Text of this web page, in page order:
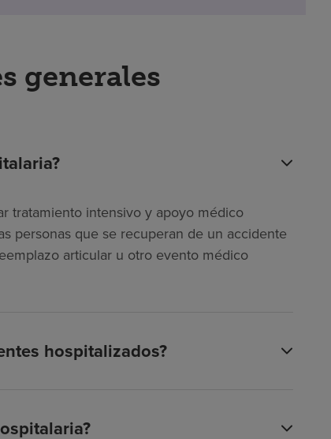
generales
tratamiento intensivo y apoyo médico
personas que se recuperan de un accidente
articular u otro evento médico
hospitalizados?